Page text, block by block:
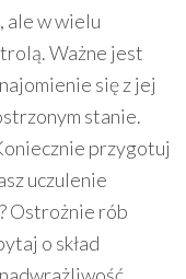
ale w wielu
Ważne jest
się z jej
stanie.
przygotuj
uczulenie
Ostrożnie rób
o skład